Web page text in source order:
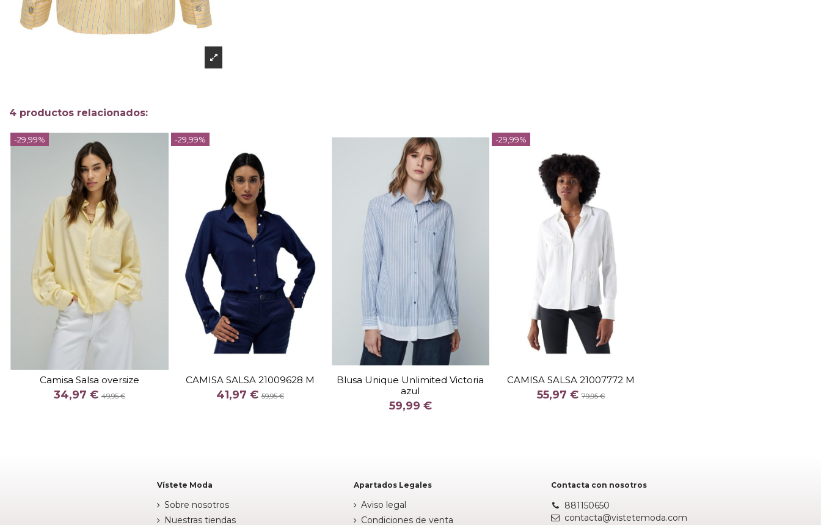
4 productos relacionados:
-29,99%
Camisa Salsa oversize
34,97 € 49,95 €
S
M
XL
COLOR
-29,99%
CAMISA SALSA 21009628 M
41,97 €59,95 €
TALLA
COLOR
Blusa Unique Unlimited Victoria
azul
59,99 €
TALLA
COLOR
AZUL
-29,99%
CAMISA SALSA 21007772 M
55,97 €79,95 €
COLOR
Vístete Moda
Sobre nosotros
Nuestras tiendas
Apartados Legales
Aviso legal
Condiciones de venta
Contacta con nosotros
881150650
contacta@vistetemoda.com